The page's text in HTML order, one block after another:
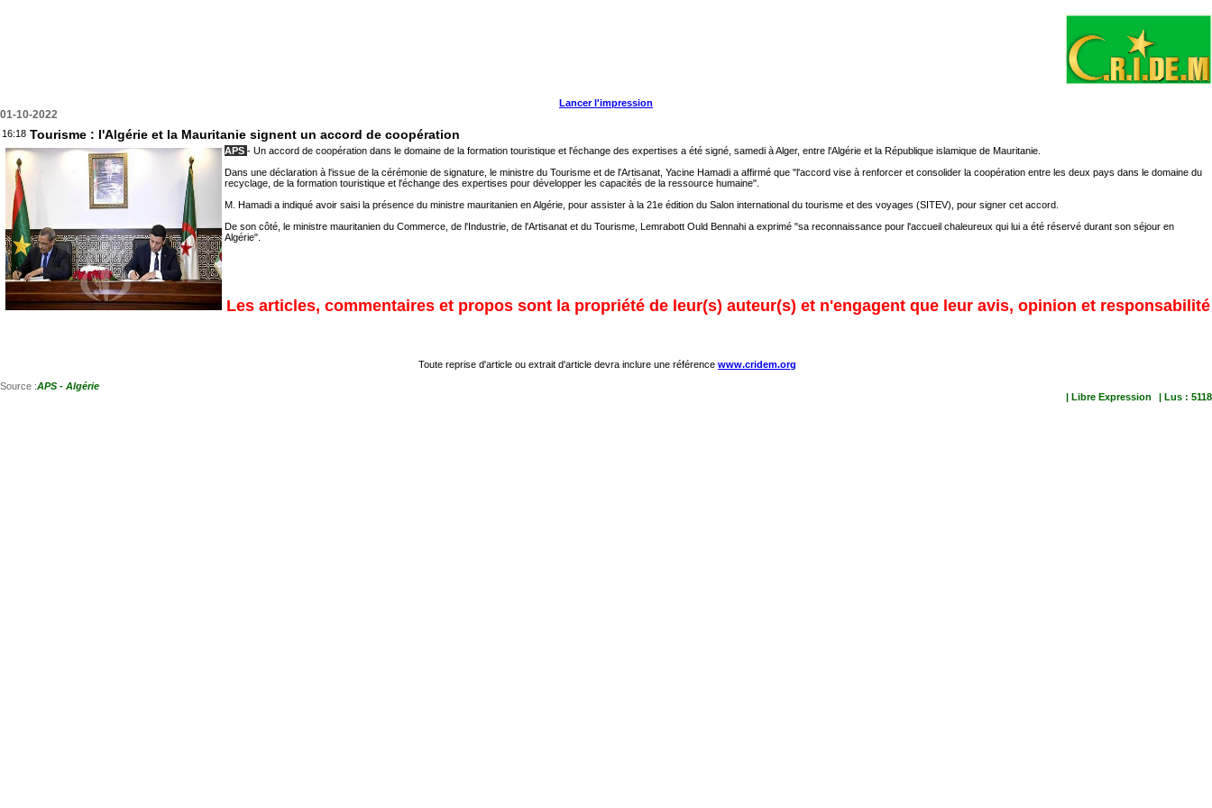
Lancer l'impression
01-10-2022
16:18 Tourisme : l'Algérie et la Mauritanie signent un accord de coopération
APS - Un accord de coopération dans le domaine de la formation touristique et l'échange des expertises a été signé, samedi à Alger, entre l'Algérie et la République islamique de Mauritanie.
Dans une déclaration à l'issue de la cérémonie de signature, le ministre du Tourisme et de l'Artisanat, Yacine Hamadi a affirmé que "l'accord vise à renforcer et consolider la coopération entre les deux pays dans le domaine du
recyclage, de la formation touristique et l'échange des expertises pour développer les capacités de la ressource humaine".
M. Hamadi a indiqué avoir saisi la présence du ministre mauritanien en Algérie, pour assister à la 21e édition du Salon international du tourisme et des voyages (SITEV), pour signer cet accord.
De son côté, le ministre mauritanien du Commerce, de l'Industrie, de l'Artisanat et du Tourisme, Lemrabott Ould Bennahi a exprimé "sa reconnaissance pour l'accueil chaleureux qui lui a été réservé durant son séjour en
Algérie".
Les articles, commentaires et propos sont la propriété de leur(s) auteur(s) et n'engagent que leur avis, opinion et responsabilité
Toute reprise d'article ou extrait d'article devra inclure une référence www.cridem.org
Source :APS - Algérie
| Libre Expression
| Lus : 5118